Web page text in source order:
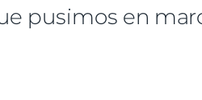
pusimos en